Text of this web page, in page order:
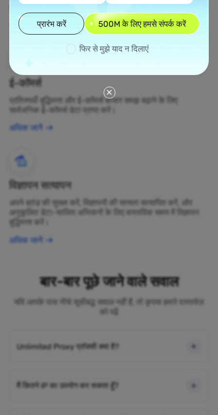
अधिक जानें
ई-कॉमर्स
प्रतिस्पर्धी बुद्धिमत्ता और ई-कॉमर्स बाजार समझ बढ़ाने के लिए
सार्वजनिक ई-कॉमर्स डेटा प्राप्त करें।
अधिक जानें
विज्ञापन सत्यापन
अपने ब्रांड की सुरक्षा करें, विज्ञापनों की सत्यता सत्यापित करें, और
अनुकूलित डेटा-चालित अभियानों के लिए वास्तविक समय में विज्ञापन
बुद्धिमत्ता करें।
अधिक जानें
बार-बार पूछे जाने वाले सवाल
यदि आपके पास नीचे सूचीबद्ध सवाल नहीं हैं, तो कृपया हमारे दस्तावेज़
को पढ़ें
Unlimited Proxy प्रॉक्सी क्या है?
मैं कितने IP का उपयोग कर सकता हूँ?
प्रारंभ करें 500M के लिए हमसे संपर्क करें
फिर से मुझे याद न दिलाएं